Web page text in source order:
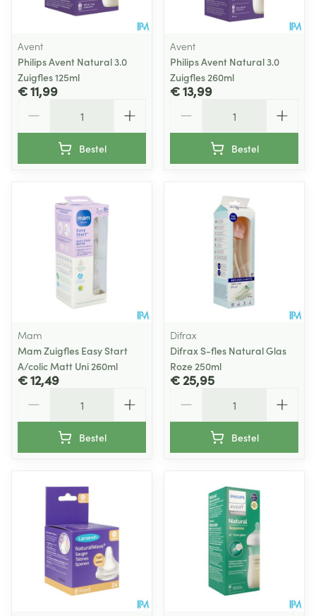
Avent
Philips Avent Natural 3.0
Zuigfles 125ml
€ 11,99
Bestel
Avent
Philips Avent Natural 3.0
Zuigfles 260ml
€ 13,99
Bestel
Mam
Mam Zuigfles Easy Start
A/colic Matt Uni 260ml
€ 12,49
Bestel
Difrax
Difrax S-fles Natural Glas
Roze 250ml
€ 25,95
Bestel